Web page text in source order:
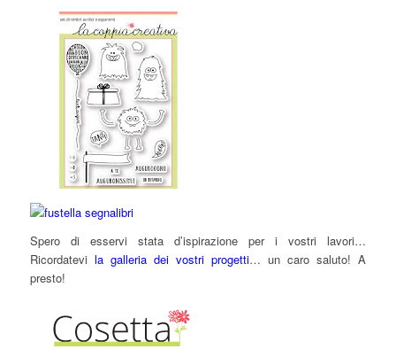
Spero di esservi stata d’ispirazione per i vostri lavori…
Ricordatevi la galleria dei vostri progetti… un caro saluto! A
presto!